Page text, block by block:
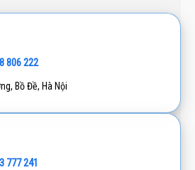
806 222
Bồ Đề, Hà Nội
777 241